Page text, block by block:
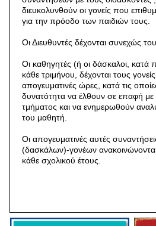
διευκολυνθούν οι γονείς που
για την πρόοδο των παιδιών τους.
Oι Διευθυντές δέχονται συνεχώς
Οι καθηγητές (ή οι δάσκαλοι, κατά
κάθε τριμήνου, δέχονται τους
απογευματινές ώρες, κατά τις
δυνατότητα να έλθουν σε επαφή με
τμήματος και να ενημερωθούν
του μαθητή.
Οι απογευματινές αυτές
(δασκάλων)-γονέων
κάθε σχολικού έτους.